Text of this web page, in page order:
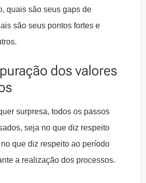
quais são seus gaps de
são seus pontos fortes e
dos valores
surpresa, todos os passos
seja no que diz respeito
que diz respeito ao período
a realização dos processos.